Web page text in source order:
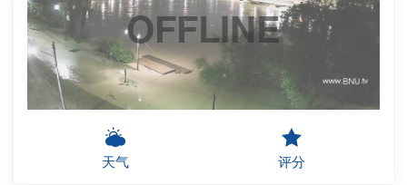
OFFLINE
天气 评分